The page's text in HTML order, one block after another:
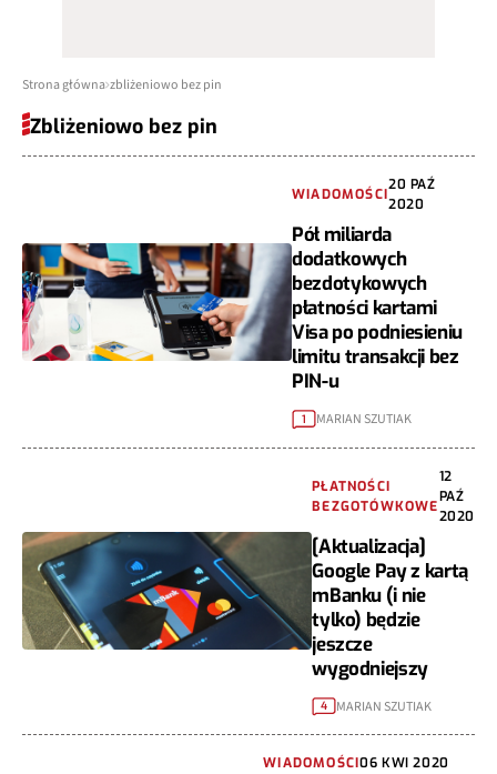
Strona główna zbliżeniowo bez pin
Zbliżeniowo bez pin
WIADOMOŚCI
20 PAŹ
2020
Pół miliarda
dodatkowych
bezdotykowych
płatności kartami
Visa po podniesieniu
limitu transakcji bez
PIN-u
1 MARIAN SZUTIAK
PŁATNOŚCI
BEZGOTÓWKOWE
12
PAŹ
2020
[Aktualizacja]
Google Pay z kartą
mBanku (i nie
tylko) będzie
jeszcze
wygodniejszy
4 MARIAN SZUTIAK
WIADOMOŚCI06 KWI 2020